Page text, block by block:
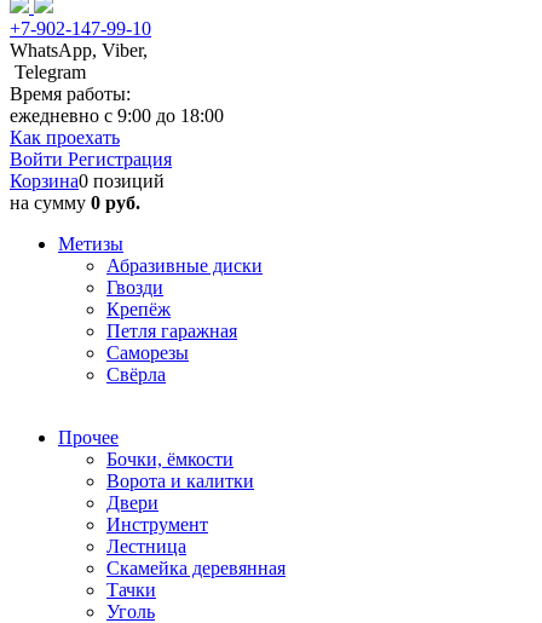
+7-902-147-99-10
WhatsApp, Viber,
Telegram
Время работы:
ежедневно с 9:00 до 18:00
Как проехать
Войти Регистрация
Корзина0 позиций
на сумму 0 руб.
Метизы
Абразивные диски
Гвозди
Крепёж
Петля гаражная
Саморезы
Свёрла
Прочее
Бочки, ёмкости
Ворота и калитки
Двери
Инструмент
Лестница
Скамейка деревянная
Тачки
Уголь